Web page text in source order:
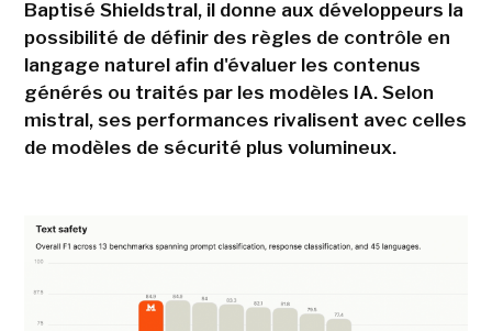
Baptisé Shieldstral, il donne aux développeurs la
possibilité de définir des règles de contrôle en
langage naturel afin d'évaluer les contenus
générés ou traités par les modèles IA. Selon
mistral, ses performances rivalisent avec celles
de modèles de sécurité plus volumineux.